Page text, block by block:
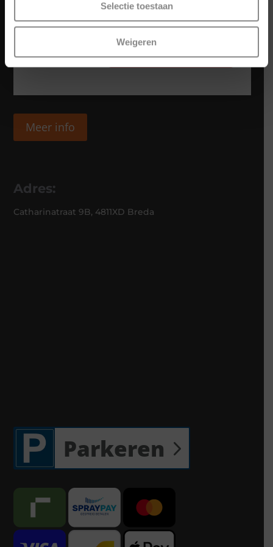
Selectie toestaan
Weigeren
Meer info
Adres:
Catharinatraat 9B, 4811XD Breda
Parkeren